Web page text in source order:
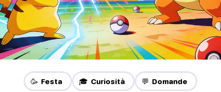
🥳 Festa 🎓 Curiosità 💬 Domande